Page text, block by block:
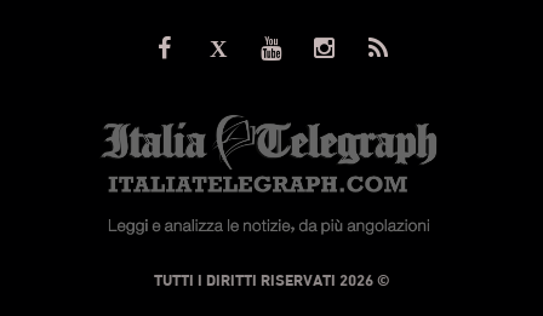
© TUTTI I DIRITTI RISERVATI 2026